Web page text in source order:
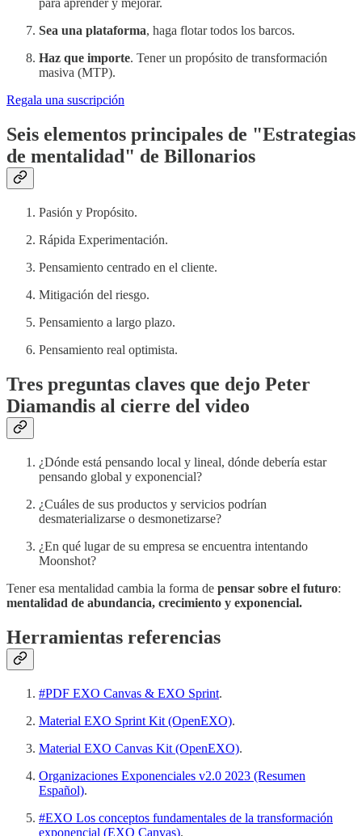
para aprender y mejorar.
Sea una plataforma, haga flotar todos los barcos.
Haz que importe. Tener un propósito de transformación
masiva (MTP).
Regala una suscripción
Seis elementos principales de "Estrategias
de mentalidad" de Billonarios
Pasión y Propósito.
Rápida Experimentación.
Pensamiento centrado en el cliente.
Mitigación del riesgo.
Pensamiento a largo plazo.
Pensamiento real optimista.
Tres preguntas claves que dejo Peter
Diamandis al cierre del video
¿Dónde está pensando local y lineal, dónde debería estar
pensando global y exponencial?
¿Cuáles de sus productos y servicios podrían
desmaterializarse o desmonetizarse?
¿En qué lugar de su empresa se encuentra intentando
Moonshot?
Tener esa mentalidad cambia la forma de pensar sobre el futuro:
mentalidad de abundancia, crecimiento y exponencial.
Herramientas referencias
#PDF EXO Canvas & EXO Sprint.
Material EXO Sprint Kit (OpenEXO).
Material EXO Canvas Kit (OpenEXO).
Organizaciones Exponenciales v2.0 2023 (Resumen
Español).
#EXO Los conceptos fundamentales de la transformación
exponencial (EXO Canvas).